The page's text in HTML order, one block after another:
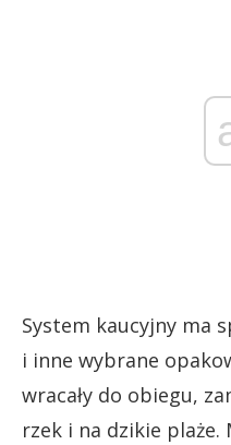
System kaucyjny ma
i inne wybrane
wracały do obiegu,
rzek i na dzikie